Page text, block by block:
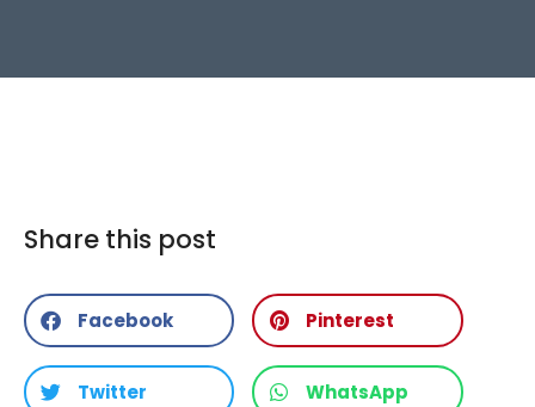
Share this post
Facebook Pinterest
Twitter WhatsApp